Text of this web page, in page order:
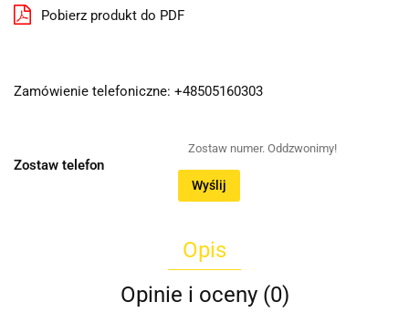
Pobierz produkt do PDF
Zamówienie telefoniczne: +48505160303
Zostaw telefon
Wyślij
Opis
Opinie i oceny (0)